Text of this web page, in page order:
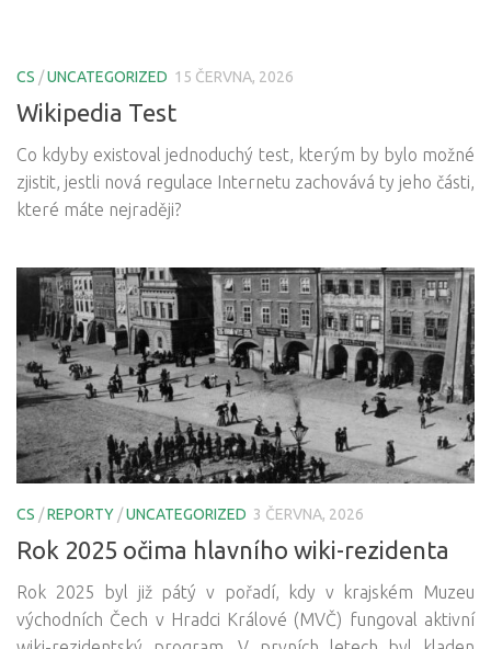
CS /UNCATEGORIZED 15 ČERVNA, 2026
Wikipedia Test
Co kdyby existoval jednoduchý test, kterým by bylo možné
zjistit, jestli nová regulace Internetu zachovává ty jeho části,
které máte nejraději?
CS /REPORTY /UNCATEGORIZED 3 ČERVNA, 2026
Rok 2025 očima hlavního wiki-rezidenta
Rok 2025 byl již pátý v pořadí, kdy v krajském Muzeu
východních Čech v Hradci Králové (MVČ) fungoval aktivní